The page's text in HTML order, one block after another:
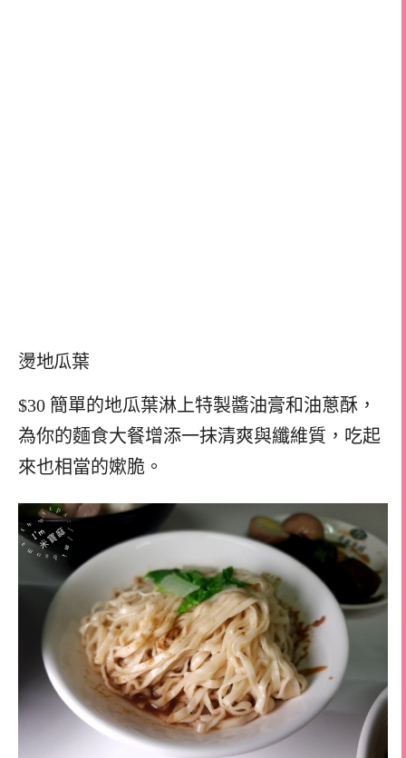
燙地瓜葉
$30 簡單的地瓜葉淋上特製醬油膏和油蔥酥，
為你的麵食大餐增添一抹清爽與纖維質，吃起
來也相當的嫰脆。